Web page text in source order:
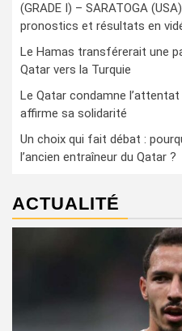
(GRADE I) – SARATOGA
pronostics et résultats en
Le Hamas transférerait une
Qatar vers la Turquie
Le Qatar condamne
affirme sa solidarité
Un choix qui fait débat :
l’ancien entraîneur du Qatar ?
ACTUALITÉ